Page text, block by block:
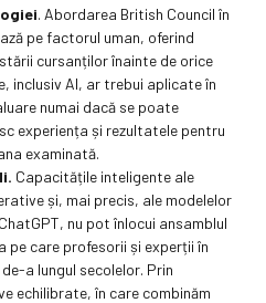
. Abordarea British Council în
pe factorul uman, oferind
cursanților înainte de orice
inclusiv AI, ar trebui aplicate în
numai dacă se poate
experiența și rezultatele pentru
examinată.
Capacitățile inteligente ale
și, mai precis, ale modelelor
nu pot înlocui ansamblul
pe care profesorii și experții în
a lungul secolelor. Prin
echilibrate, în care combinăm